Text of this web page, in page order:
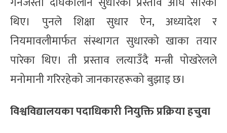
थिए। पुनले शिक्षा सुधार ऐन, अध्यादेश र
नियमावलीमार्फत संस्थागत सुधारको खाका तयार
पारेका थिए। ती प्रस्ताव लत्याउँदै मन्त्री पोखरेलले
मनोमानी गरिरहेको जानकारहरूको बुझाइ छ।
विश्वविद्यालयका पदाधिकारी नियुक्ति प्रक्रिया हचुवा